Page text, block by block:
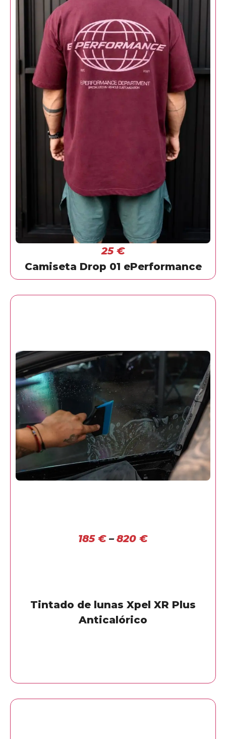
25 €
Camiseta Drop 01 ePerformance
185 € – 820 €
Tintado de lunas Xpel XR Plus
Anticalórico